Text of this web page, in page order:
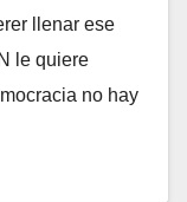
llenar ese
le quiere
no hay